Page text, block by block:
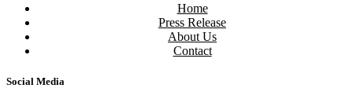
Home
Press Release
About Us
Contact
Social Media